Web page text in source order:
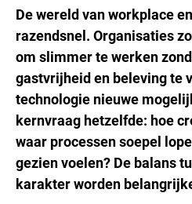
De wereld van workplace
razendsnel. Organisaties
om slimmer te werken
gastvrijheid en beleving te
technologie nieuwe
kernvraag hetzelfde: hoe
waar processen soepel
gezien voelen? De balans
karakter worden